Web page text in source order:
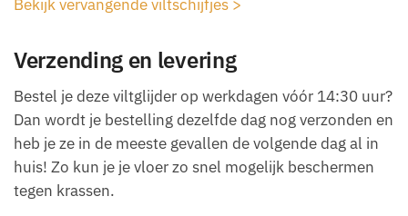
Bekijk vervangende viltschijfjes >
Verzending en levering
Bestel je deze viltglijder op werkdagen vóór 14:30 uur?
Dan wordt je bestelling dezelfde dag nog verzonden en
heb je ze in de meeste gevallen de volgende dag al in
huis! Zo kun je je vloer zo snel mogelijk beschermen
tegen krassen.